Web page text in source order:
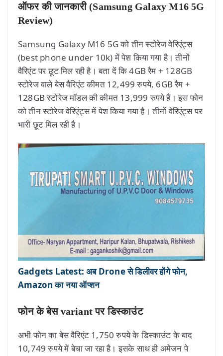
ऑफर की जानकारी (Samsung Galaxy M16 5G
Review)
Samsung Galaxy M16 5G को तीन स्टोरेज वेरिएंट्स
(best phone under 10k) में पेश किया गया है। तीनों
वैरिएंट पर छूट मिल रही है। बता दें कि 4GB रैम + 128GB
स्टोरेज वाले बेस वैरिएंट कीमत 12,499 रुपये, 6GB रैम +
128GB स्टोरेज मॉडल की कीमत 13,999 रुपये हैं। इस फोन
को तीन स्टोरेज वेरिएंट्स में पेश किया गया है। तीनों वेरिएंट्स पर
भारी छूट मिल रही है।
Gadgets Latest: अब Drone से डिलीवर होंगे फोन,
Amazon का नया ऑप्शन
फोन के बेस variant पर डिस्काउंट
अभी फोन का बेस वैरिएंट 1,750 रुपये के डिस्काउंट के बाद
10,749 रुपये में बेचा जा रहा है। इसके साथ ही अमेजन पे